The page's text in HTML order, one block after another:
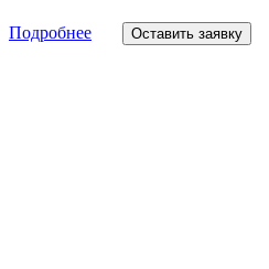
Подробнее Оставить заявку